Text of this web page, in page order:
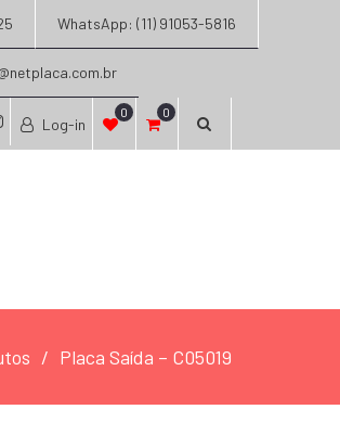
WhatsApp: (11) 91053-5816
instagram
Log-in
0 0
Placa Saída – C05019